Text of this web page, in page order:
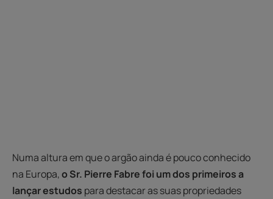
Numa altura em que o argão ainda é pouco conhecido
na Europa,o Sr. Pierre Fabre foi um dos primeiros a
lançar estudos para destacar as suas propriedades